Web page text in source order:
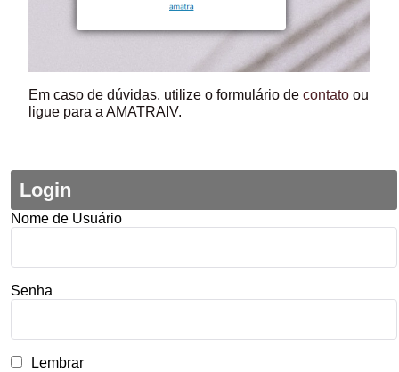
Em caso de dúvidas, utilize o formulário decontato ou
ligue para a AMATRAIV.
Login
Nome de Usuário
Senha
Lembrar